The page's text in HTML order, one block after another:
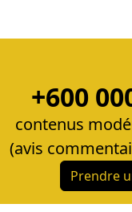
+600
contenus
(avis
Prendre